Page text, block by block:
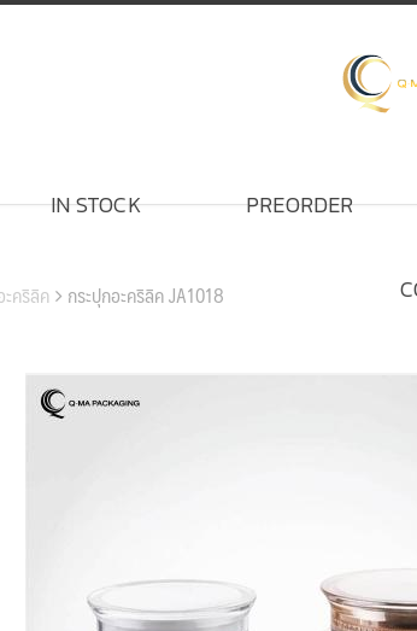
IN STOCK PREORDER
คริลิค กระปุกอะคริลิค JA1018